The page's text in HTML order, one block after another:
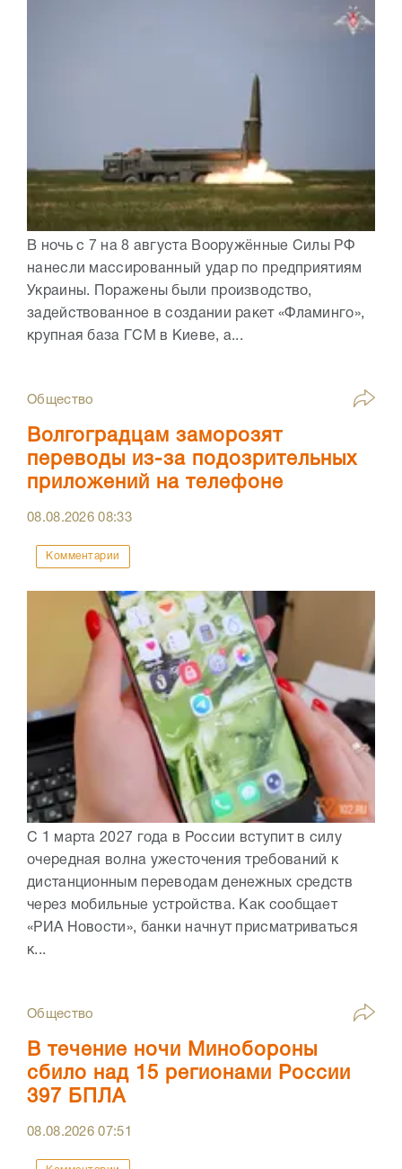
В ночь с 7 на 8 августа Вооружённые Силы РФ
нанесли массированный удар по предприятиям
Украины. Поражены были производство,
задействованное в создании ракет «Фламинго»,
крупная база ГСМ в Киеве, а...
Общество
Волгоградцам заморозят
переводы из-за подозрительных
приложений на телефоне
08.08.202608:33
Комментарии
С 1 марта 2027 года в России вступит в силу
очередная волна ужесточения требований к
дистанционным переводам денежных средств
через мобильные устройства. Как сообщает
«РИА Новости», банки начнут присматриваться
к...
Общество
В течение ночи Минобороны
сбило над 15 регионами России
397 БПЛА
08.08.202607:51